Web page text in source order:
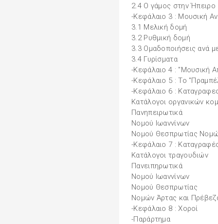
2.4 Ο γάμος στην Ήπειρο
-Κεφάλαιο 3 : Μουσική
3.1 Μελική δομή
3.2 Ρυθμική δομή
3.3 Ομαδοποιήσεις ανά
3.4 Γυρίσματα
-Κεφάλαιο 4 : "Μουσική
-Κεφάλαιο 5 : Το
-Κεφάλαιο 6 :
Κατάλογοι οργανικών
Πανηπειρωτικά
Νομού Ιωαννίνων
Νομού Θεσπρωτίας
-Κεφάλαιο 7 :
Κατάλογοι τραγουδιών
Πανειπηρωτικά
Νομού Ιωαννίνων
Νομού Θεσπρωτίας
Νομών Άρτας και
-Κεφάλαιο 8 : Χοροί
-Παράρτημα